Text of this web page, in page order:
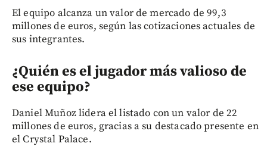
El equipo alcanza un valor de mercado de 99,3
millones de euros, según las cotizaciones actuales de
sus integrantes.
¿Quién es el jugador más valioso de
ese equipo?
Daniel Muñoz lidera el listado con un valor de 22
millones de euros, gracias a su destacado presente en
el Crystal Palace.